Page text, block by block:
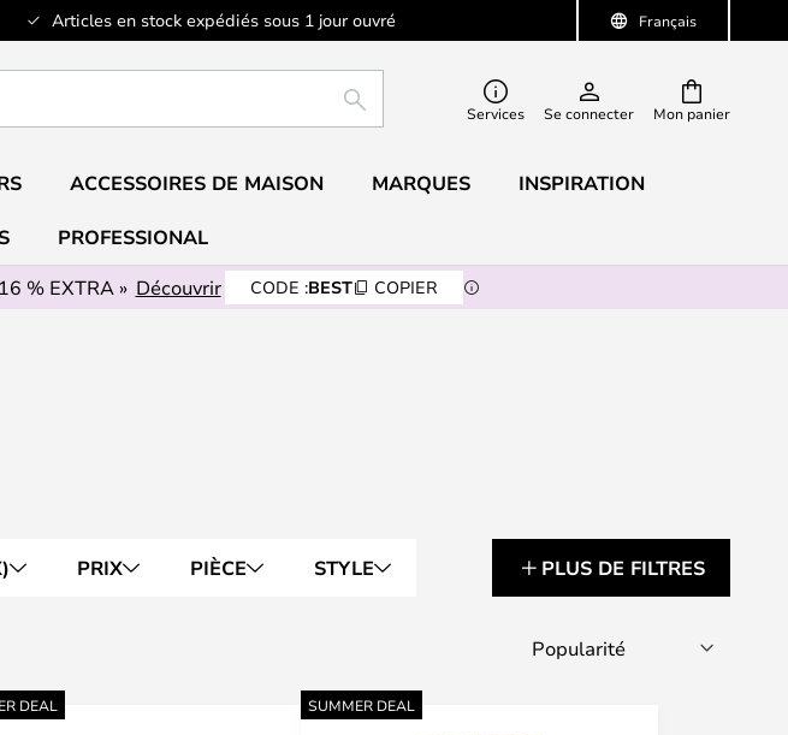
Français
Articles en stock expédiés sous 1 jour ouvré
Mon panier
RECHERCHERServices Se connecter
ACCESSOIRES DE MAISON MARQUES INSPIRATION
PROFESSIONAL
% EXTRA » Découvrir CODE :BEST COPIER
PRIX PIÈCE STYLE PLUS DE FILTRES
DEAL SUMMER DEAL